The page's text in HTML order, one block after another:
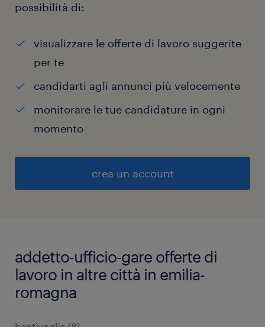
possibilità di:
visualizzare le offerte di lavoro suggerite
per te
candidarti agli annunci più velocemente
monitorare le tue candidature in ogni
momento
crea un account
addetto-ufficio-gare offerte di
lavoro in altre città in emilia-
romagna